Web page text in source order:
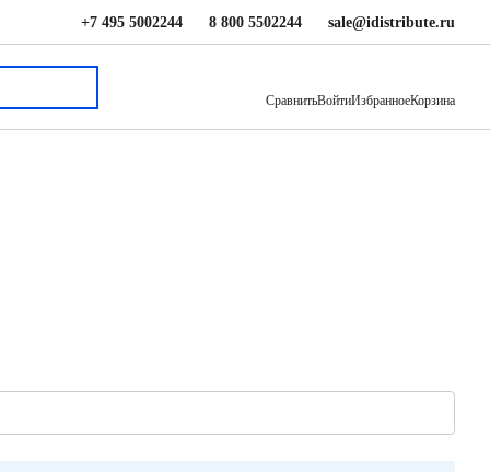
+7 495 5002244 8 800 5502244 sale@idistribute.ru
СравнитьВойтиИзбранноеКорзина